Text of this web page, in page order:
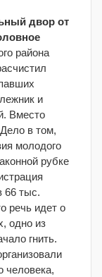
двор от
района
и
Вместо
в том,
молодого
рубке
66 тыс.
речь идет о
одно из
гнить.
человека,